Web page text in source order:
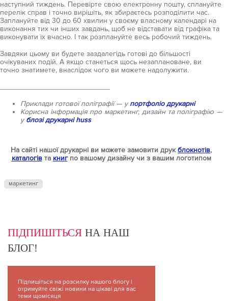
наступний тиждень. Перевірте свою електронну пошту, сплануйте
перелік справ і точно вирішіть, як збираєтесь розподілити час.
Заплануйте від 30 до 60 хвилин у своєму власному календарі на
виконання тих чи інших завдань, щоб не відставати від графіка та
виконувати їх вчасно. І так розплануйте весь робочий тиждень.
Завдяки цьому ви будете заздалегідь готові до більшості
очікуваних подій. А якщо станеться щось незаплановане, ви
точно знатимете, внаслідок чого ви можете надолужити.
Приклади готової поліграфії — упортфоліо друкарні
Корисна інформація про маркетинг, дизайн та поліграфію —
ублозі друкарні huss
На сайті нашої друкарні ви можете замовити друкблокнотів,
каталогівта книгпо вашому дизайну чи з вашим логотипом
маркетинг
ПІДПИШІТЬСЯ НА НАШ
БЛОГ!
Підпишіться на розсилку нашого блогу і
отримуйте свіжі новини на цікаві для вас
теми щомісяця